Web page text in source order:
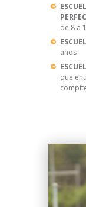
de 8 a
años
que